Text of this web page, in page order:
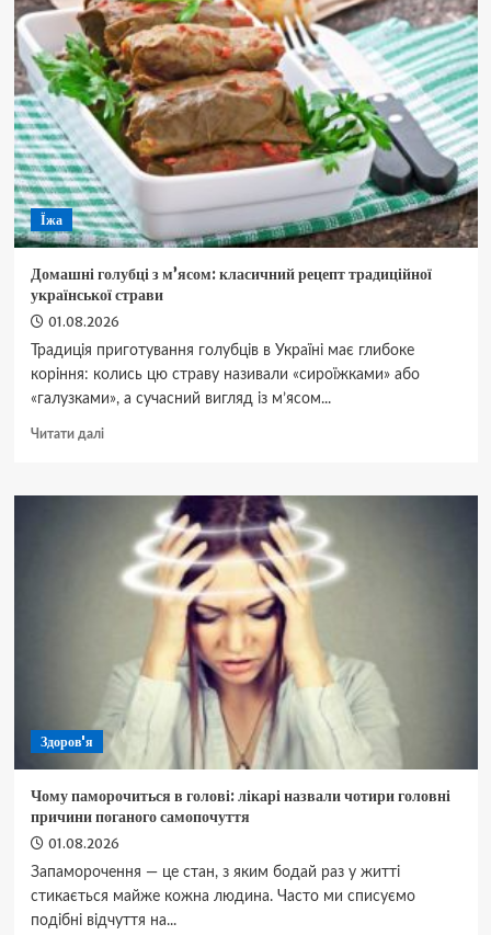
краще
смажити:
безпечні
олії
та
точка
димлення
Їжа
Домашні голубці з м’ясом: класичний рецепт традиційної
української страви
01.08.2026
Традиція приготування голубців в Україні має глибоке
коріння: колись цю страву називали «сироїжками» або
«галузками», а сучасний вигляд із м’ясом...
Читати даліДокладніше
голубці
м’ясом:
класичний
рецепт
традиційної
Здоров'я
Чому паморочиться в голові: лікарі назвали чотири головні
причини поганого самопочуття
01.08.2026
Запаморочення — це стан, з яким бодай раз у житті
стикається майже кожна людина. Часто ми списуємо
подібні відчуття на...